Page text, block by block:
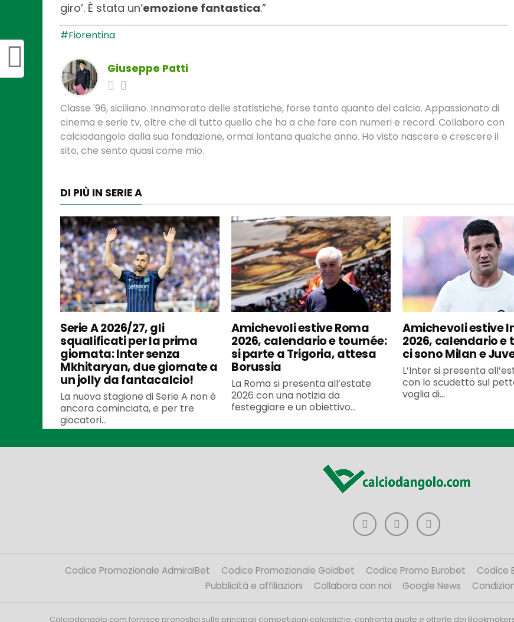
giro’. È stata un’emozione fantastica.”
#Fiorentina
Giuseppe Patti
Classe '96, siciliano. Innamorato delle statistiche, forse tanto quanto del calcio. Appassionato di
cinema e serie tv, oltre che di tutto quello che ha a che fare con numeri e record. Collaboro con
calciodangolo dalla sua fondazione, ormai lontana qualche anno. Ho visto nascere e crescere il
sito, che sento quasi come mio.
DI PIÙ IN SERIE A
Serie A 2026/27, gli
squalificati per la prima
giornata: Inter senza
Mkhitaryan, due giornate a
un jolly da fantacalcio!
La nuova stagione di Serie A non è
ancora cominciata, e per tre
giocatori...
Amichevoli estive Roma
2026, calendario e tournée:
si parte a Trigoria, attesa
Borussia
La Roma si presenta all’estate
2026 con una notizia da
festeggiare e un obiettivo...
Amichevoli estive
2026, calendario e
ci sono Milan e
L’Inter si presenta
con lo scudetto sul
voglia di...
Codice Promozionale AdmiralBet Codice Promozionale Goldbet Codice Promo Eurobet Codice
Pubblicità e affiliazioni
Collabora con noi Google News
Calciodangolo.com fornisce pronostici sulle principali competizioni calcistiche, confronta quote e offerte dei